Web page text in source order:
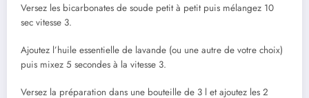
Versez les bicarbonates de soude petit à petit puis mélangez 10
sec vitesse 3.
Ajoutez l’huile essentielle de lavande (ou une autre de votre choix)
puis mixez 5 secondes à la vitesse 3.
Versez la préparation dans une bouteille de 3 l et ajoutez les 2